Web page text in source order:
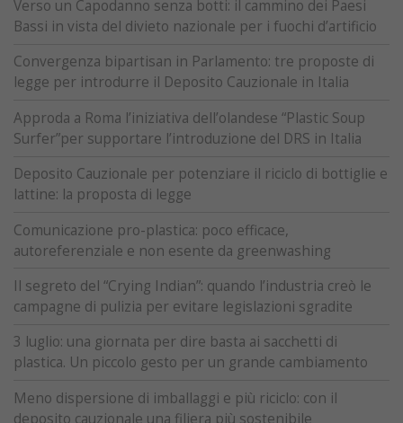
Verso un Capodanno senza botti: il cammino dei Paesi
Bassi in vista del divieto nazionale per i fuochi d’artificio
Convergenza bipartisan in Parlamento: tre proposte di
legge per introdurre il Deposito Cauzionale in Italia
Approda a Roma l’iniziativa dell’olandese “Plastic Soup
Surfer”per supportare l’introduzione del DRS in Italia
Deposito Cauzionale per potenziare il riciclo di bottiglie e
lattine: la proposta di legge
Comunicazione pro-plastica: poco efficace,
autoreferenziale e non esente da greenwashing
Il segreto del “Crying Indian”: quando l’industria creò le
campagne di pulizia per evitare legislazioni sgradite
3 luglio: una giornata per dire basta ai sacchetti di
plastica. Un piccolo gesto per un grande cambiamento
Meno dispersione di imballaggi e più riciclo: con il
deposito cauzionale una filiera più sostenibile